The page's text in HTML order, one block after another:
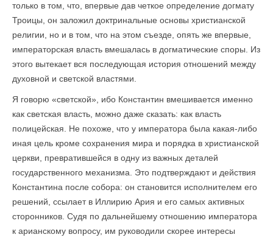
только в том, что, впервые дав четкое определение догмату
Троицы, он заложил доктринальные основы христианской
религии, но и в том, что на этом съезде, опять же впервые,
императорская власть вмешалась в догматические споры. Из
этого вытекает вся последующая история отношений между
духовной и светской властями.
Я говорю «светской», ибо Константин вмешивается именно
как светская власть, можно даже сказать: как власть
полицейская. Не похоже, что у императора была какая-либо
иная цель кроме сохранения мира и порядка в христианской
церкви, превратившейся в одну из важных деталей
государственного механизма. Это подтверждают и действия
Константина после собора: он становится исполнителем его
решений, ссылает в Иллирию Ария и его самых активных
сторонников. Судя по дальнейшему отношению императора
к арианскому вопросу, им руководили скорее интересы